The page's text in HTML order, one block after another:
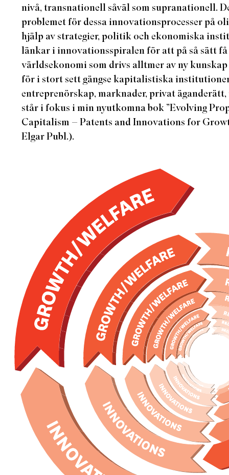
nivå, transnationell såväl som supranationell.
problemet för dessa innovationsprocesser på
hjälp av strategier, politik och ekonomiska
länkar i innovationsspiralen för att på så sätt
världsekonomi som drivs alltmer av ny
för i stort sett gängse kapitalistiska
entreprenörskap, marknader, privat
står i fokus i min nyutkomna bok ”Evolving
Capitalism – Patents and Innovations for
Elgar Publ.).